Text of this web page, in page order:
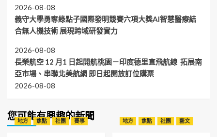
2026-08-08
義守大學勇奪綠點子國際發明競賽六項大獎AI智慧醫療結
合無人機技術 展現跨域研發實力
2026-08-08
長榮航空 12 月1 日起開航桃園－印度德里直飛航線 拓展南
亞市場、串聯北美航網 即日起開放訂位購票
2026-08-08
您可能有興趣的新聞
地方 焦點 社團 賽事 地方 焦點 社團 藝文